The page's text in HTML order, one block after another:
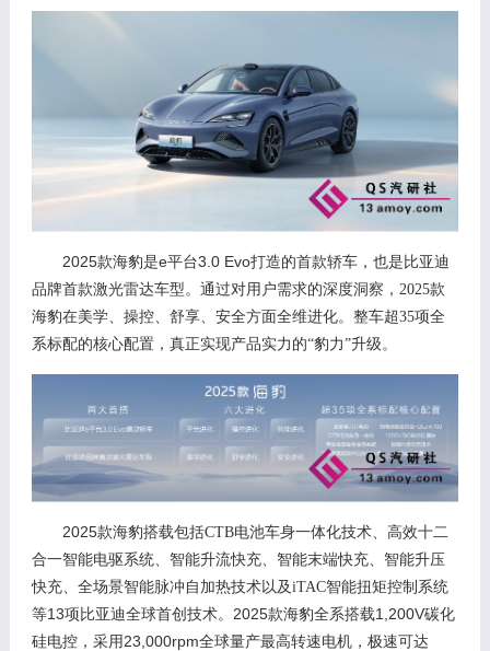
2025款海豹是e平台3.0 Evo打造的首款轿车，也是比亚迪
品牌首款激光雷达车型。 通过对用户需求的深度洞察， 2025款
海豹在美学、操控、舒享、安全方面全维进化。整车超35项全
系标配的核心配置， 真正实现产品实力的“豹力”升级。
2025款海豹搭载包括CTB电池车身一体化技术、高效十二
合一智能电驱系统、 智能升流快充、智能末端快充、智能升压
快充、全场景智能脉冲自加热技术以及iTAC智能扭矩控制系统
等13项比亚迪全球首创技术。 2025款海豹全系搭载1, 200V碳化
硅电控， 采用 23,000rpm全球量产最高转速电机，极速可达